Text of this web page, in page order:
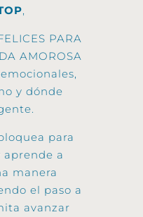
,
PARA
AMOROSA
y dónde
para
a
manera
el paso a
avanzar